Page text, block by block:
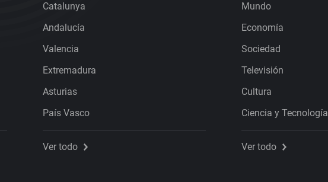
Catalunya
Andalucía
Valencia
Extremadura
Asturias
País Vasco
Ver todo
Mundo
Economía
Sociedad
Televisión
Cultura
Ciencia y Tecnología
Ver todo